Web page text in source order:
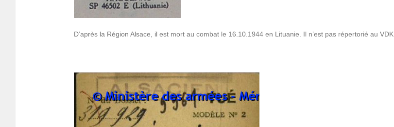
D’après la Région Alsace, il est mort au combat le 16.10.1944 en Litua­nie. Il n’est pas réper­to­rié au VDK.